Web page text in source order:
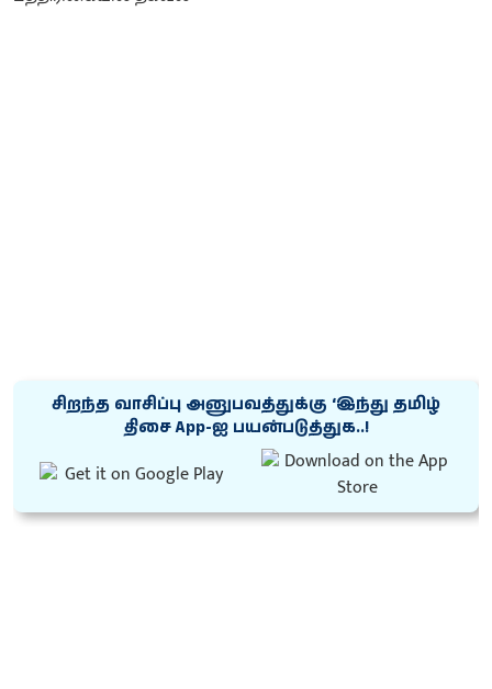
சிறந்த வாசிப்பு அனுபவத்துக்கு ‘இந்து தமிழ்
திசை App-ஐ பயன்படுத்துக..!